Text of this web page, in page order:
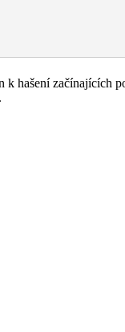
k hašení začínajících